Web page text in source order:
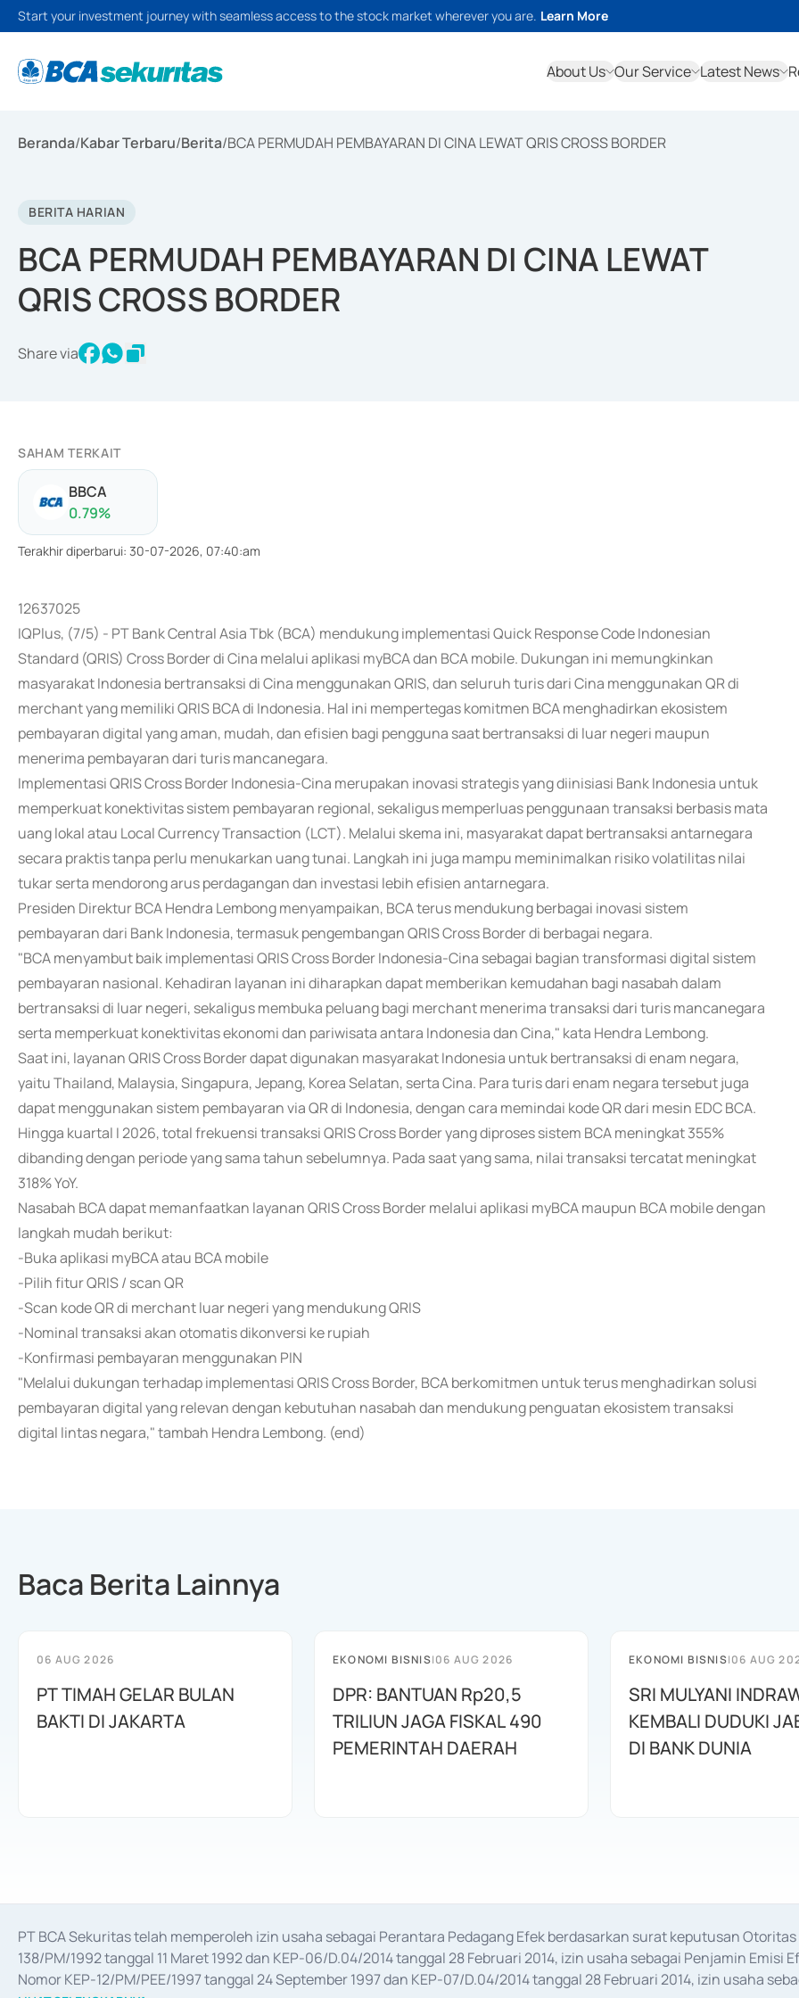
Start your investment journey with seamless access to the stock market wherever you are. Learn More
About Us Our Service Latest News
Beranda/Kabar Terbaru/Berita/BCA PERMUDAH PEMBAYARAN DI CINA LEWAT QRIS CROSS BORDER
BERITA HARIAN
BCA PERMUDAH PEMBAYARAN DI CINA LEWAT
QRIS CROSS BORDER
Share via
SAHAM TERKAIT
BBCA
0.79%
Terakhir diperbarui: 30-07-2026, 07:40:am
12637025
IQPlus, (7/5) - PT Bank Central Asia Tbk (BCA) mendukung implementasi Quick Response Code Indonesian
Standard (QRIS) Cross Border di Cina melalui aplikasi myBCA dan BCA mobile. Dukungan ini memungkinkan
masyarakat Indonesia bertransaksi di Cina menggunakan QRIS, dan seluruh turis dari Cina menggunakan QR di
merchant yang memiliki QRIS BCA di Indonesia. Hal ini mempertegas komitmen BCA menghadirkan ekosistem
pembayaran digital yang aman, mudah, dan efisien bagi pengguna saat bertransaksi di luar negeri maupun
menerima pembayaran dari turis mancanegara.
Implementasi QRIS Cross Border Indonesia-Cina merupakan inovasi strategis yang diinisiasi Bank Indonesia untuk
memperkuat konektivitas sistem pembayaran regional, sekaligus memperluas penggunaan transaksi berbasis mata
uang lokal atau Local Currency Transaction (LCT). Melalui skema ini, masyarakat dapat bertransaksi antarnegara
secara praktis tanpa perlu menukarkan uang tunai. Langkah ini juga mampu meminimalkan risiko volatilitas nilai
tukar serta mendorong arus perdagangan dan investasi lebih efisien antarnegara.
Presiden Direktur BCA Hendra Lembong menyampaikan, BCA terus mendukung berbagai inovasi sistem
pembayaran dari Bank Indonesia, termasuk pengembangan QRIS Cross Border di berbagai negara.
"BCA menyambut baik implementasi QRIS Cross Border Indonesia-Cina sebagai bagian transformasi digital sistem
pembayaran nasional. Kehadiran layanan ini diharapkan dapat memberikan kemudahan bagi nasabah dalam
bertransaksi di luar negeri, sekaligus membuka peluang bagi merchant menerima transaksi dari turis mancanegara
serta memperkuat konektivitas ekonomi dan pariwisata antara Indonesia dan Cina," kata Hendra Lembong.
Saat ini, layanan QRIS Cross Border dapat digunakan masyarakat Indonesia untuk bertransaksi di enam negara,
yaitu Thailand, Malaysia, Singapura, Jepang, Korea Selatan, serta Cina. Para turis dari enam negara tersebut juga
dapat menggunakan sistem pembayaran via QR di Indonesia, dengan cara memindai kode QR dari mesin EDC BCA.
Hingga kuartal I 2026, total frekuensi transaksi QRIS Cross Border yang diproses sistem BCA meningkat 355%
dibanding dengan periode yang sama tahun sebelumnya. Pada saat yang sama, nilai transaksi tercatat meningkat
318% YoY.
Nasabah BCA dapat memanfaatkan layanan QRIS Cross Border melalui aplikasi myBCA maupun BCA mobile dengan
langkah mudah berikut:
-Buka aplikasi myBCA atau BCA mobile
-Pilih fitur QRIS / scan QR
-Scan kode QR di merchant luar negeri yang mendukung QRIS
-Nominal transaksi akan otomatis dikonversi ke rupiah
-Konfirmasi pembayaran menggunakan PIN
"Melalui dukungan terhadap implementasi QRIS Cross Border, BCA berkomitmen untuk terus menghadirkan solusi
pembayaran digital yang relevan dengan kebutuhan nasabah dan mendukung penguatan ekosistem transaksi
digital lintas negara," tambah Hendra Lembong. (end)
Baca Berita Lainnya
06 AUG 2026
PT TIMAH GELAR BULAN
BAKTI DI JAKARTA
EKONOMI BISNIS|06 AUG 2026
DPR: BANTUAN Rp20,5
TRILIUN JAGA FISKAL 490
PEMERINTAH DAERAH
EKONOMI BISNIS|06 AUG
SRI MULYANI
KEMBALI DUDUKI
DI BANK DUNIA
PT BCA Sekuritas telah memperoleh izin usaha sebagai Perantara Pedagang Efek berdasarkan surat keputusan
138/PM/1992 tanggal 11 Maret 1992 dan KEP-06/D.04/2014 tanggal 28 Februari 2014, izin usaha sebagai Penjamin
Nomor KEP-12/PM/PEE/1997 tanggal 24 September 1997 dan KEP-07/D.04/2014 tanggal 28 Februari 2014, izin usaha